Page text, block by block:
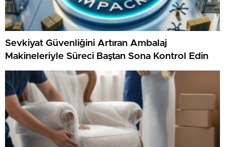
Sevkiyat Güvenliğini Artıran Ambalaj
Makineleriyle Süreci Baştan Sona Kontrol Edin